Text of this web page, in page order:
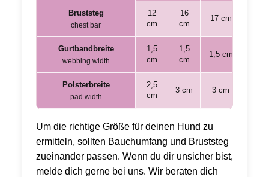
Bruststeg
chest bar
12
cm
16
cm
17 cm
Gurtbandbreite
webbing width
1,5
cm
1,5
cm
1,5 cm
Polsterbreite
pad width
2,5
cm
3 cm 3 cm
Um die richtige Größe für deinen Hund zu
ermitteln, sollten Bauchumfang und Bruststeg
zueinander passen. Wenn du dir unsicher bist,
melde dich gerne bei uns. Wir beraten dich